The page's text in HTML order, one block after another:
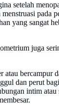
setelah
pada
yang sangat
juga
atau bercampur
dan perut
intim